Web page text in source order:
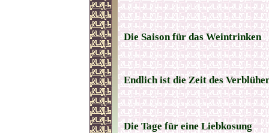
Die Saison für das Weintrinken
Endlich ist die Zeit des
Die Tage für eine Liebkosung